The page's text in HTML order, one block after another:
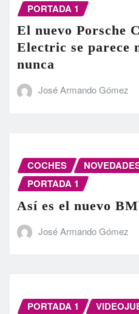
PORTADA 1
El nuevo Porsche
Electric se parece
nunca
José Armando Gómez
COCHES
PORTADA 1
Así es el nuevo
José Armando Gómez
PORTADA 1